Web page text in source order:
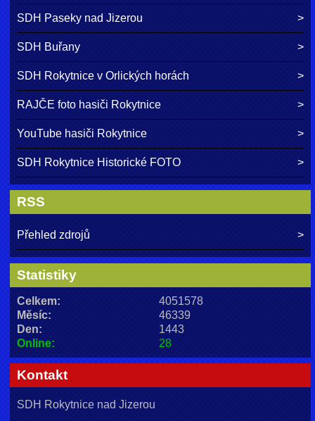
SDH Paseky nad Jizerou
SDH Buřany
SDH Rokytnice v Orlických horách
RAJČE foto hasiči Rokytnice
YouTube hasiči Rokytnice
SDH Rokytnice Historické FOTO
RSS
Přehled zdrojů
Statistiky
Online: 28
Celkem:
4051578
Měsíc:
46339
Den:
1443
Kontakt
SDH Rokytnice nad Jizerou